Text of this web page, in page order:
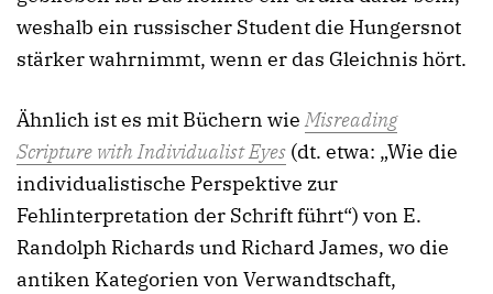
weshalb ein russischer Student die Hungersnot
stärker wahrnimmt, wenn er das Gleichnis hört.
Ähnlich ist es mit Büchern wieMisreading
Scripture with Individualist Eyes (dt. etwa: „Wie die
individualistische Perspektive zur
Fehlinterpretation der Schrift führt“) von E.
Randolph Richards und Richard James, wo die
antiken Kategorien von Verwandtschaft,